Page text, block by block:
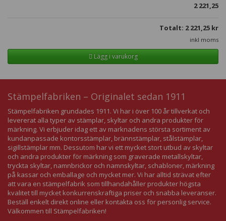
2 221,25
Totalt: 2 221,25 kr
inkl moms
Lägg i varukorg
Stämpelfabriken – Originalet sedan 1911
Stämpelfabriken grundades 1911. Vi har i över 100 år tillverkat och
levererat alla typer av stämplar, skyltar och andra produkter för
märkning. Vi erbjuder idag ett av marknadens största sortiment av
kundanpassade kontorsstämplar, brännstämplar, stålstämplar,
sigillstämplar mm. Dessutom har vi ett mycket stort utbud av skyltar
och andra produkter för märkning som graverade metallskyltar,
tryckta skyltar, namnbrickor och namnskyltar, schabloner, märkning
på kassar och emballage och mycket mer. Vi har alltid strävat efter
att vara en stämpelfabrik som tillhandahåller produkter högsta
kvalitet till mycket konkurrenskraftiga priser och snabba leveranser.
Beställ enkelt direkt online eller kontakta oss för personlig service.
Välkommen till Stämpelfabriken!